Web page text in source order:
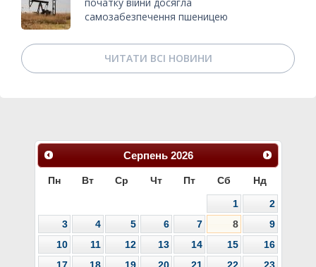
самозабезпечення пшеницею
ЧИТАТИ ВСІ НОВИНИ
Серпень 2026
Пн Вт Ср Чт Пт Сб Нд
1
2
3
4 5 6 7 8
9
10
11 12 13 14 15
16
17
18 19 20 21 22
23